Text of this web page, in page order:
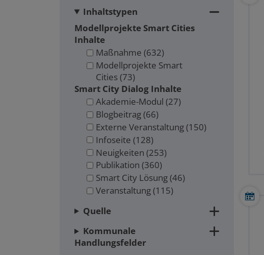
Inhaltstypen
Modellprojekte Smart Cities
Inhalte
Maßnahme (632)
Modellprojekte Smart
Cities(73)
Smart City DialogInhalte
Akademie-Modul (27)
Blogbeitrag(66)
Externe Veranstaltung(150)
Infoseite (128)
Neuigkeiten (253)
Publikation (360)
Smart City Lösung(46)
Veranstaltung(115)
Quelle
Kommunale
Handlungsfelder